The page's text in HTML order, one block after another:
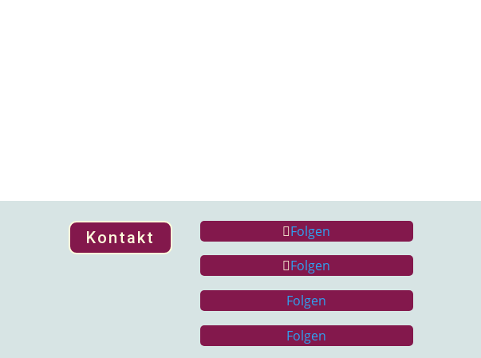
Kontakt
Folgen
Folgen
Folgen
Folgen